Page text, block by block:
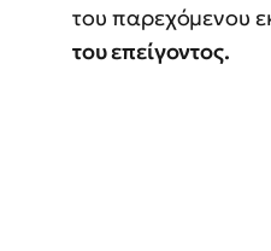
του παρεχόμενου
του επείγοντος.